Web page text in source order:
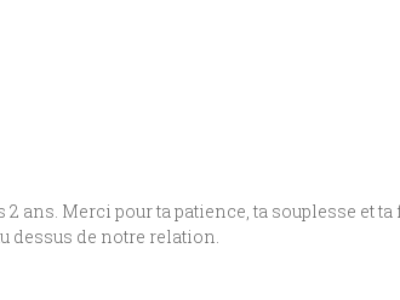
ans. Merci pour ta patience, ta souplesse et ta
dessus de notre relation.